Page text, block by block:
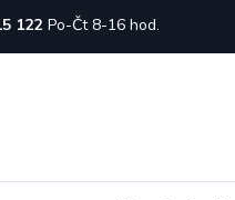
122 Po-Čt 8-16 hod.